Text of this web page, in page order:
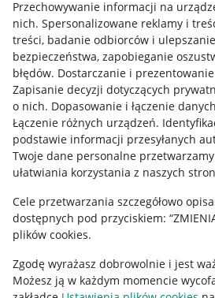
Przechowywanie informacji na
nich. Spersonalizowane reklamy i
treści, badanie odbiorców i
bezpieczeństwa, zapobieganie
błędów. Dostarczanie i
Zapisanie decyzji dotyczących
o nich. Dopasowanie i łączenie
Łączenie różnych urządzeń.
podstawie informacji przesyłanych
Twoje dane personalne
ułatwiania korzystania z naszych stron
Cele przetwarzania szczegółowo
dostępnych pod przyciskiem:
plików cookies.
Zgodę wyrażasz dobrowolnie i jest
Możesz ją w każdym momencie
Allegro Gadane dla kupujących
Mapa miejscowości
Informacje prawne
Regulamin
Polityka plików "cookies"
Ustawienia plików "cookies"
Udostępnianie lokalizacji
Informacje dla Aktu o Usługach
Pobierz aplikację